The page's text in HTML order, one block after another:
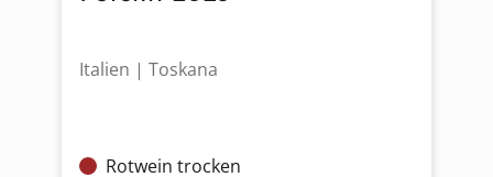
Italien | Toskana
Rotwein trocken